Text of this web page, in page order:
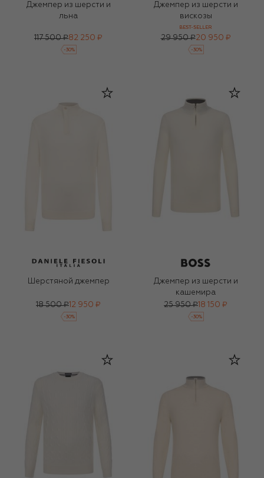
Джемпер из шерсти и
льна
117 500 ₽82 250 ₽
-30%
Джемпер из шерсти и
вискозы
BEST-SELLER
29 950 ₽20 950 ₽
-30%
Шерстяной джемпер
18 500 ₽ 12 950 ₽
-30%
Джемпер из шерсти и
кашемира
25 950 ₽ 18 150 ₽
-30%